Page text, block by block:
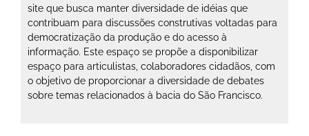
site que busca manter diversidade de idéias que
contribuam para discussões construtivas voltadas para
democratização da produção e do acesso à
informação. Este espaço se propõe a disponibilizar
espaço para articulistas, colaboradores cidadãos, com
o objetivo de proporcionar a diversidade de debates
sobre temas relacionados à bacia do São Francisco.